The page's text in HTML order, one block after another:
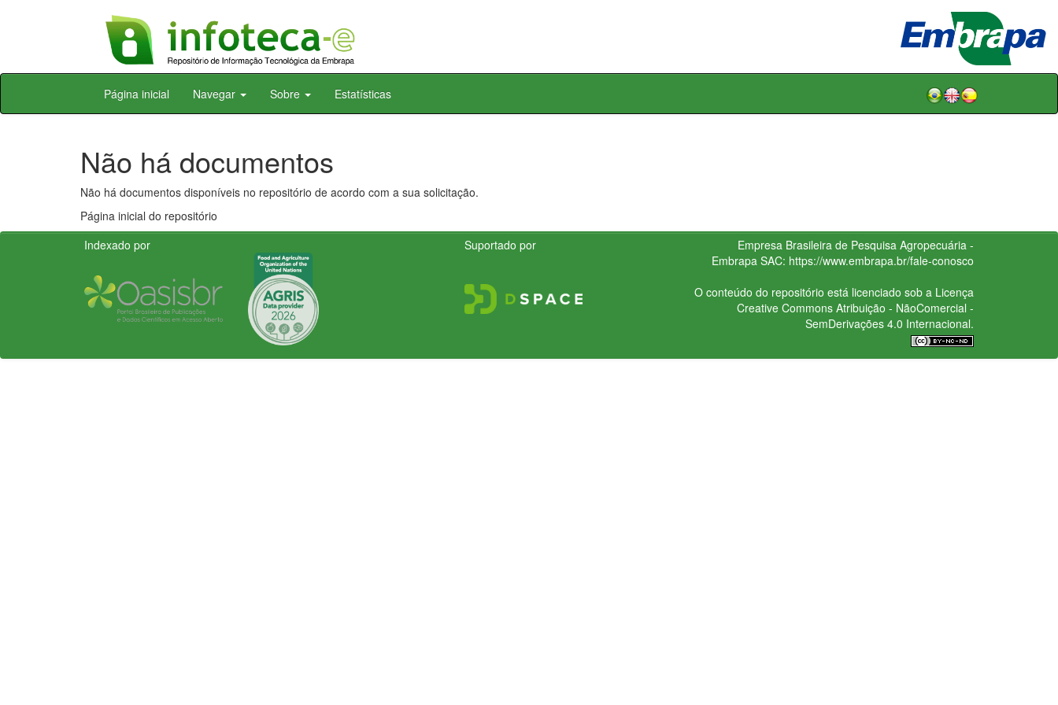
Skip
Página inicial Navegar Sobre Estatísticas
Não há documentos
Não há documentos disponíveis no repositório de acordo com a sua solicitação.
Página inicial do repositório
Indexado por
Suportado por
Empresa Brasileira de Pesquisa Agropecuária -
Embrapa SAC: https://www.embrapa.br/fale-conosco
O conteúdo do repositório está licenciado sob a Licença
Creative CommonsAtribuição - NãoComercial -
SemDerivações 4.0 Internacional.